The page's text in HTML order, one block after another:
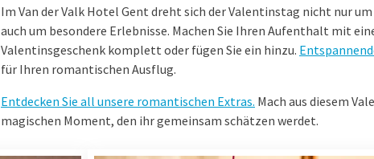
Im Van der Valk Hotel Gent dreht sich der Valentinstag nicht nur
auch um besondere Erlebnisse. Machen Sie Ihren Aufenthalt mit
Valentinsgeschenk komplett oder fügen Sie ein hinzu.
für Ihren romantischen Ausflug.
Entdecken Sie all unsere romantischen Extras. Mach aus diesem
magischen Moment, den ihr gemeinsam schätzen werdet.